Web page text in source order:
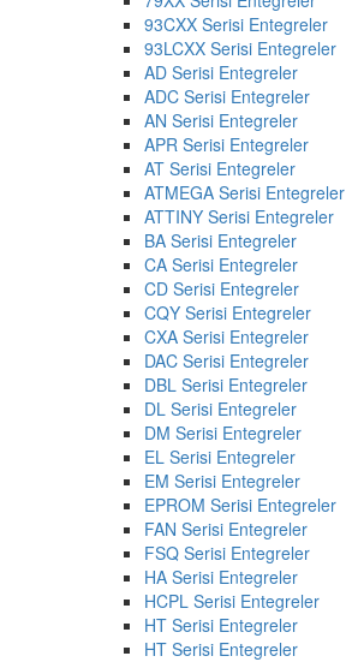
93CXX Serisi Entegreler
93LCXX Serisi Entegreler
AD Serisi Entegreler
ADC Serisi Entegreler
AN Serisi Entegreler
APR Serisi Entegreler
AT Serisi Entegreler
ATMEGA Serisi Entegreler
ATTINY Serisi Entegreler
BA Serisi Entegreler
CA Serisi Entegreler
CD Serisi Entegreler
CQY Serisi Entegreler
CXA Serisi Entegreler
DAC Serisi Entegreler
DBL Serisi Entegreler
DL Serisi Entegreler
DM Serisi Entegreler
EL Serisi Entegreler
EM Serisi Entegreler
EPROM Serisi Entegreler
FAN Serisi Entegreler
FSQ Serisi Entegreler
HA Serisi Entegreler
HCPL Serisi Entegreler
HT Serisi Entegreler
HT Serisi Entegreler